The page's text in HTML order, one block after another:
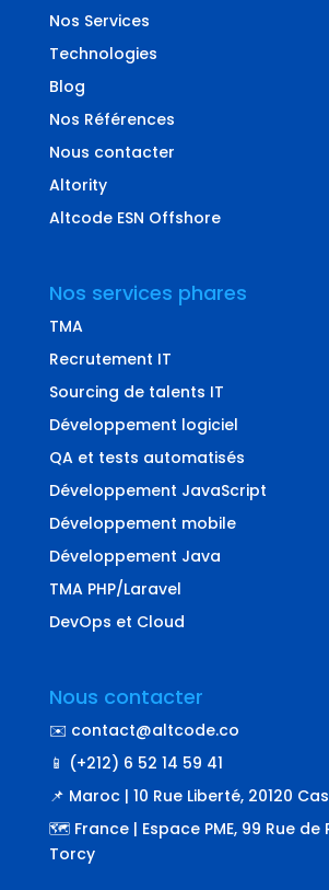
Nos Services
Technologies
Blog
Nos Références
Nous contacter
Altority
Altcode ESN Offshore
Nos services phares
TMA
Recrutement IT
Sourcing de talents IT
Développement logiciel
QA et tests automatisés
Développement JavaScript
Développement mobile
Développement Java
TMA PHP/Laravel
DevOps et Cloud
Nous contacter
✉️ contact@altcode.co
📱 (+212) 6 52 14 59 41
📌 Maroc | 10 Rue Liberté, 20120
🗺️ France | Espace PME, 99 Rue de
Torcy